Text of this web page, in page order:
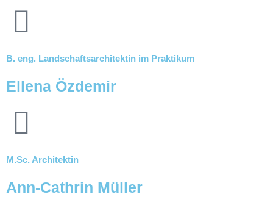
B. eng. Landschaftsarchitektin im Praktikum
Ellena Özdemir
M.Sc. Architektin
Ann-Cathrin Müller